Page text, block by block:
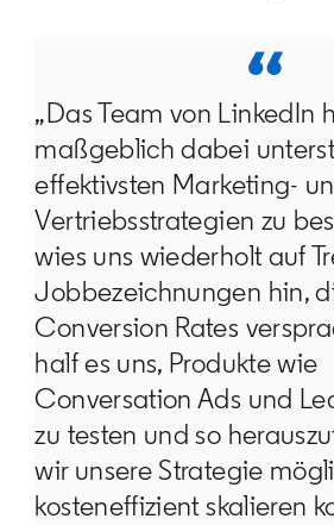
„Das Team von LinkedIn
maßgeblich dabei
effektivsten Marketing-
Vertriebsstrategien zu
wies uns wiederholt auf
Jobbezeichnungen hin,
Conversion Rates
half es uns, Produkte wie
Conversation Ads und
zu testen und so
wir unsere Strategie
kosteneffizient skalieren